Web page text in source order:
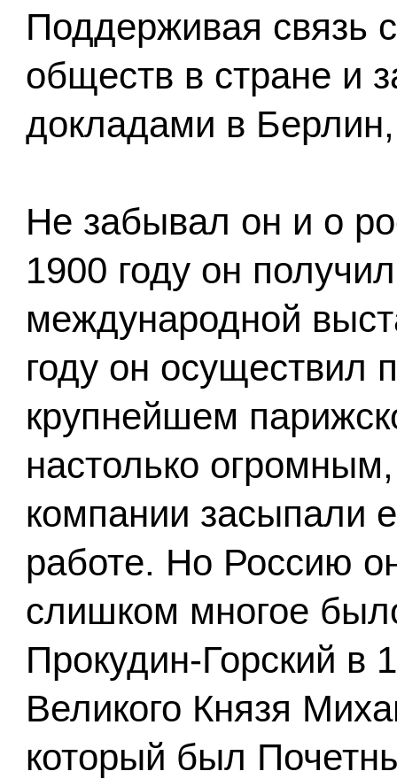
Поддерживая связь
обществ в стране и
докладами в
Не забывал он и о
1900 году он
международной
году он осуществил
крупнейшем
настолько
компании засыпали
работе. Но Россию
слишком многое
Прокудин-Горский в
Великого Князя
который был